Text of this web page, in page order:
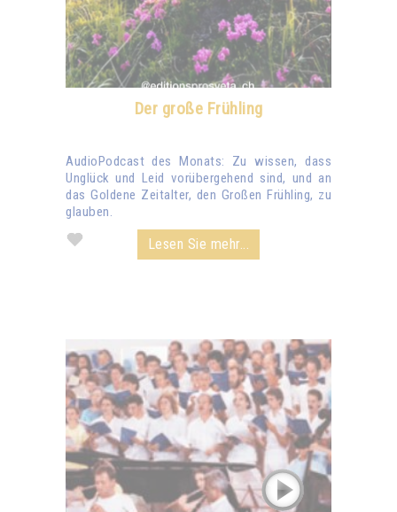
Der große Frühling
AudioPodcast des Monats: Zu wissen, dass
Unglück und Leid vorübergehend sind, und an
das Goldene Zeitalter, den Großen Frühling, zu
glauben.
Lesen Sie mehr...